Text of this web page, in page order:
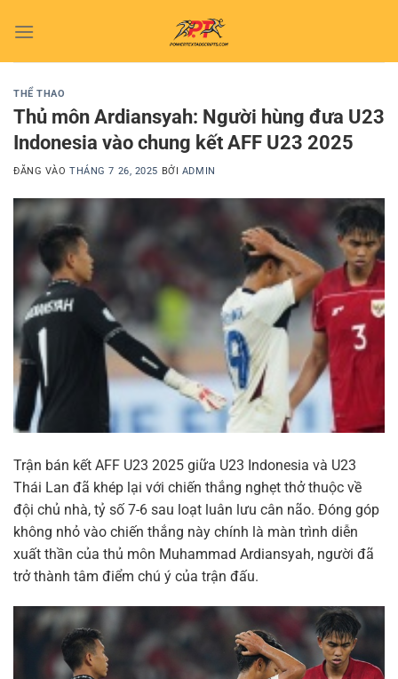
qua
THỂ THAO
Thủ môn Ardiansyah: Người hùng đưa U23
Indonesia vào chung kết AFF U23 2025
ĐĂNG VÀOTHÁNG 7 26, 2025 BỞI ADMIN
Trận bán kết AFF U23 2025 giữa U23 Indonesia và U23
Thái Lan đã khép lại với chiến thắng nghẹt thở thuộc về
đội chủ nhà, tỷ số 7-6 sau loạt luân lưu cân não. Đóng góp
không nhỏ vào chiến thắng này chính là màn trình diễn
xuất thần của thủ môn Muhammad Ardiansyah, người đã
trở thành tâm điểm chú ý của trận đấu.